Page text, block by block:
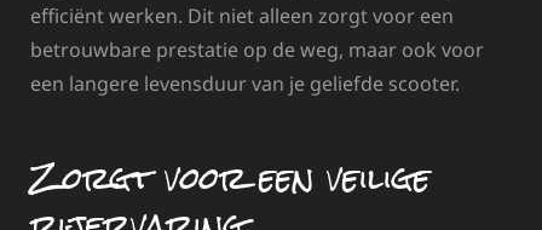
efficiënt werken. Dit niet alleen zorgt voor een
betrouwbare prestatie op de weg, maar ook voor
een langere levensduur van je geliefde scooter.
Zorgt voor een veilige